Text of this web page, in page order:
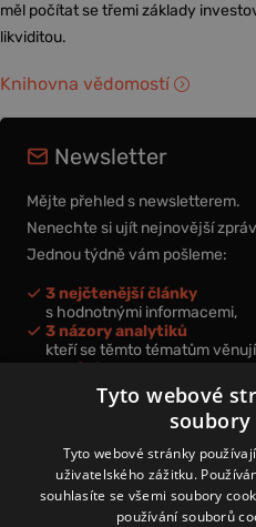
měl počítat se třemi základy
likviditou.
Knihovna vědomostí
Newsletter
Mějte přehled s newsletterem.
Nenechte si ujít nejnovější
Jednou týdně vám pošleme:
3 nejčtenější články
s hodnotnými informacemi,
3 názory analytiků
kteří se těmto tématům
nová videa a podcasty
k prohloubení vašich znalostí.
Přihlášením k newsletteru
zpracování osobních údajů.
Tyto webové
soubory
Tyto webové stránky
uživatelského zážitku.
souhlasíte se všemi soubory
používání souborů